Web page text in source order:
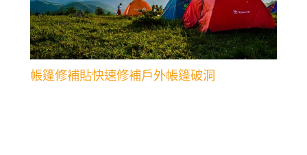
帳篷修補貼快速修補戶外帳篷破洞